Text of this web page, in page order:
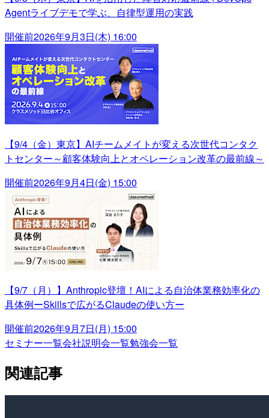
Agentライブデモで学ぶ、自律型運用の実践
開催前2026年9月3日(木) 16:00
【9/4（金）東京】AIチームメイトが変える次世代コンタク
トセンター～顧客体験向上とオペレーション改革の最前線～
開催前2026年9月4日(金) 15:00
【9/7（月）】Anthropic登壇！AIによる自治体業務効率化の
具体例ーSkillsで広がるClaudeの使い方ー
開催前2026年9月7日(月) 15:00
セミナー一覧会社説明会一覧勉強会一覧
関連記事